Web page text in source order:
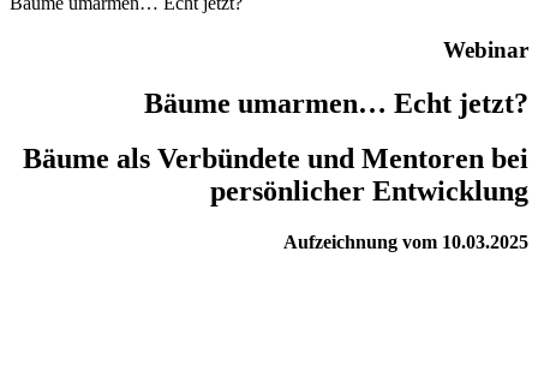
Webinar
Bäume umarmen… Echt jetzt?
Bäume als Verbündete und Mentoren bei
persönlicher Entwicklung
Aufzeichnung vom 10.03.2025